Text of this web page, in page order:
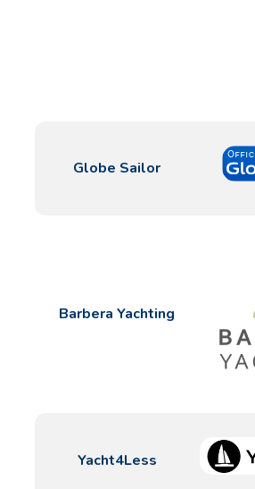
Globe Sailor
Barbera Yachting
Yacht4Less